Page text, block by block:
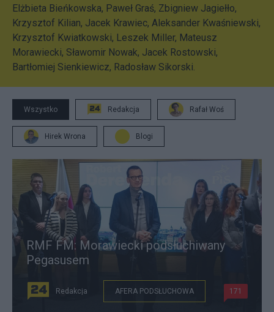
Elżbieta Bieńkowska, Paweł Graś, Zbigniew Jagiełło,
Krzysztof Kilian, Jacek Krawiec, Aleksander Kwaśniewski,
Krzysztof Kwiatkowski, Leszek Miller, Mateusz
Morawiecki, Sławomir Nowak, Jacek Rostowski,
Bartłomiej Sienkiewicz, Radosław Sikorski.
Wszystko Redakcja Rafał Woś
Hirek Wrona Blogi
RMF FM: Morawiecki podsłuchiwany
Pegasusem
Redakcja AFERA PODSŁUCHOWA 171